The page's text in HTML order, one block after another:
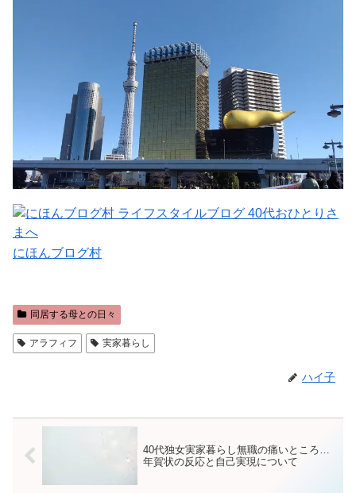
にほんブログ村
同居する母との日々
アラフィフ 実家暮らし
ハイ子
40代独女実家暮らし無職の痛いところ…
年賀状の反応と自己実現について